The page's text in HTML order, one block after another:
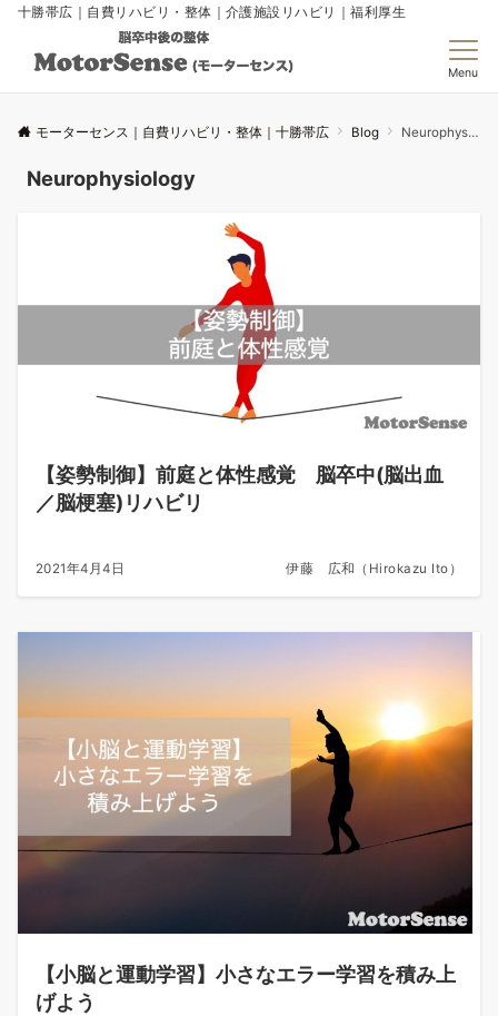
十勝帯広｜自費リハビリ・整体｜介護施設リハビリ｜福利厚生
Menu
モーターセンス｜自費リハビリ・整体｜十勝帯広 Blog Neurophysiology
Neurophysiology
【姿勢制御】前庭と体性感覚 脳卒中(脳出血
／脳梗塞)リハビリ
2021年4月4日 伊藤 広和（Hirokazu Ito）
【小脳と運動学習】小さなエラー学習を積み上
げよう